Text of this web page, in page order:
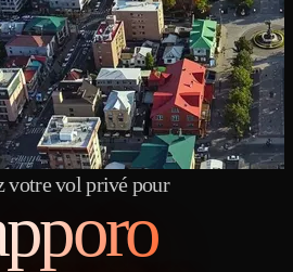
votre vol privé pour